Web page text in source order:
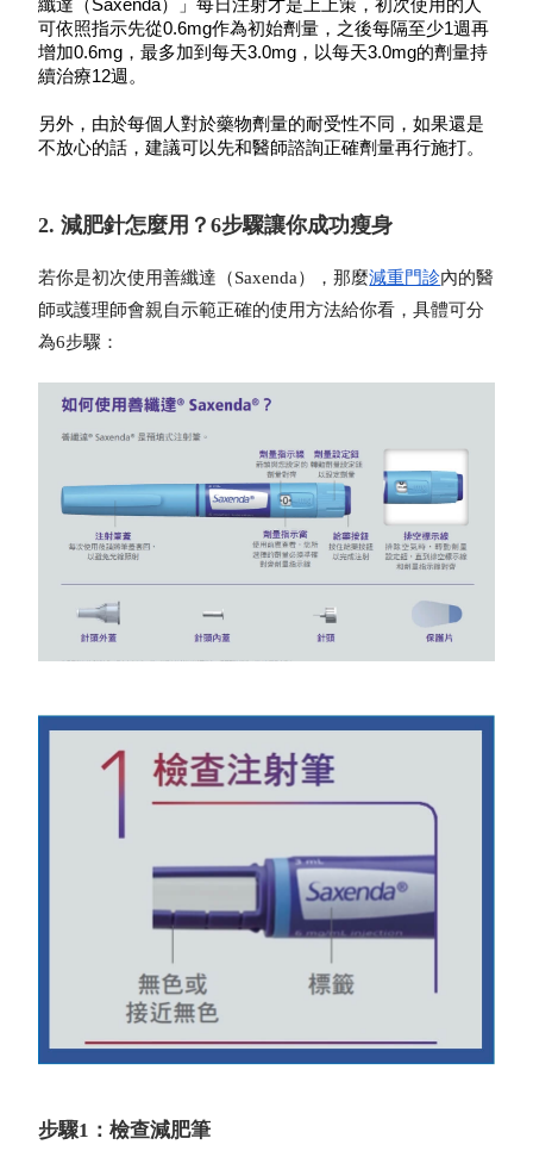
纖達（Saxenda）」每日注射才是上上策，初次使用的人
可依照指示先從0.6mg作為初始劑量，之後每隔至少1週再
增加0.6mg，最多加到每天3.0mg，以每天3.0mg的劑量持
續治療12週。
另外，由於每個人對於藥物劑量的耐受性不同，如果還是
不放心的話，建議可以先和醫師諮詢正確劑量再行施打。
2. 減肥針怎麼用？6步驟讓你成功瘦身
若你是初次使用善纖達（Saxenda），那麼減重門診內的醫
師或護理師會親自示範正確的使用方法給你看，具體可分
為6步驟：
步驟1：檢查減肥筆